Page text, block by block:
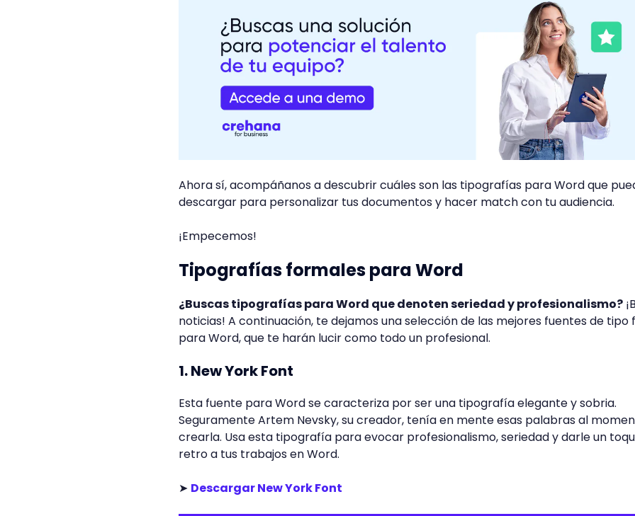
Ahora sí, acompáñanos a descubrir cuáles son las tipografías para Word que
descargar para personalizar tus documentos y hacer match con tu audiencia.
¡Empecemos!
Tipografías formales para Word
¿Buscas tipografías para Word que denoten seriedad y profesionalismo?
noticias! A continuación, te dejamos una selección de las mejores fuentes de tipo
para Word, que te harán lucir como todo un profesional.
1. New York Font
Esta fuente para Word se caracteriza por ser una tipografía elegante y sobria.
Seguramente Artem Nevsky, su creador, tenía en mente esas palabras al
crearla. Usa esta tipografía para evocar profesionalismo, seriedad y darle un
retro a tus trabajos en Word.
➤ Descargar New York Font